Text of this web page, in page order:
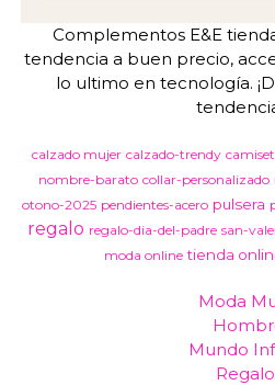
Complementos E&E
tendencia a buen precio,
lo ultimo en tecnología.
calzado mujer calzado-trendy
nombre-barato collar-personalizado
otono-2025 pendientes-acero pulsera
regalo regalo-dia-del-padre san-
moda online tienda
Moda
Mundo